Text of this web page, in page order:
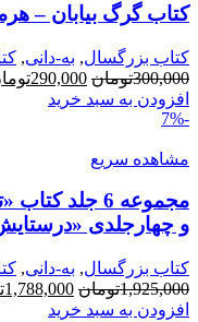
کتاب گرگ بیابان –
کتاب بزرگسال, به-دانی,
300,000تومان قیمت
اصلی:
290,000
افزودن به سبد خرید
-7%
مشاهده سریع
مجموعه 6 جلد
و چهارجلدی
کتاب بزرگسال, به-دانی,
1,925,000تومان قیمت
اصلی:
1,788,000
افزودن به سبد خرید